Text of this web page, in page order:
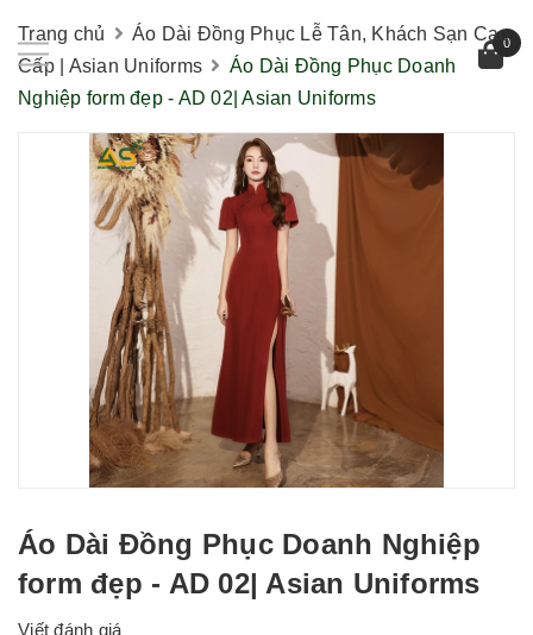
0
Trang chủ
Áo Dài Đồng Phục Lễ Tân, Khách Sạn Cao
Cấp | Asian Uniforms
Áo Dài Đồng Phục Doanh
Nghiệp form đẹp - AD 02| Asian Uniforms
Áo Dài Đồng Phục Doanh Nghiệp
form đẹp - AD 02| Asian Uniforms
Viết đánh giá